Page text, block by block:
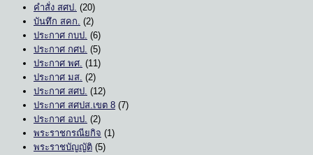
คำสั่ง สศป. (20)
บันทึก สคก. (2)
ประกาศ กบป. (6)
ประกาศ กศป. (5)
ประกาศ พศ. (11)
ประกาศ มส. (2)
ประกาศ สศป. (12)
ประกาศ สศปส.เขต 8 (7)
ประกาศ อบป. (2)
พระราชกรณียกิจ (1)
พระราชบัญญัติ (5)